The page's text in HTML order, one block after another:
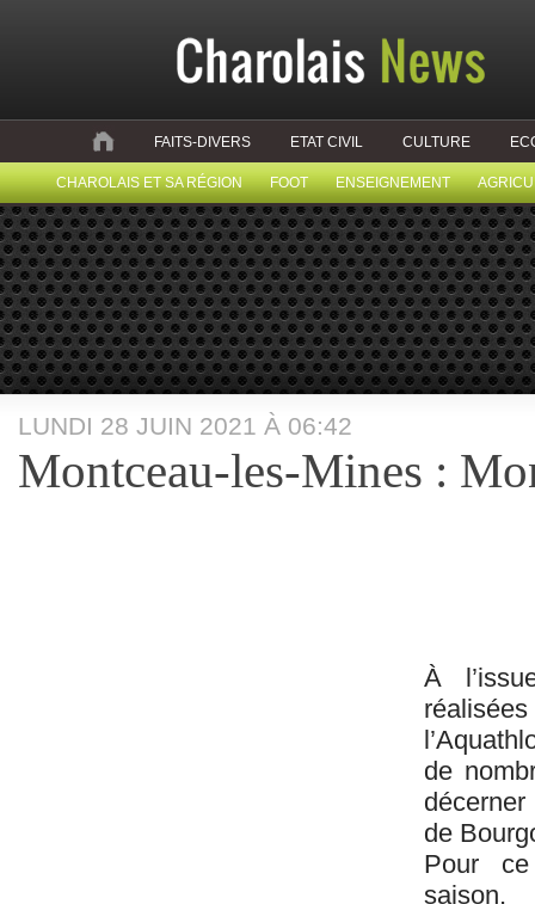
FAITS-DIVERS ETAT CIVIL CULTURE
CHAROLAIS ET SA RÉGION FOOT ENSEIGNEMENT
LUNDI 28 JUIN 2021 À 06:42
Montceau-les-Mines :
À
de
de
Pour